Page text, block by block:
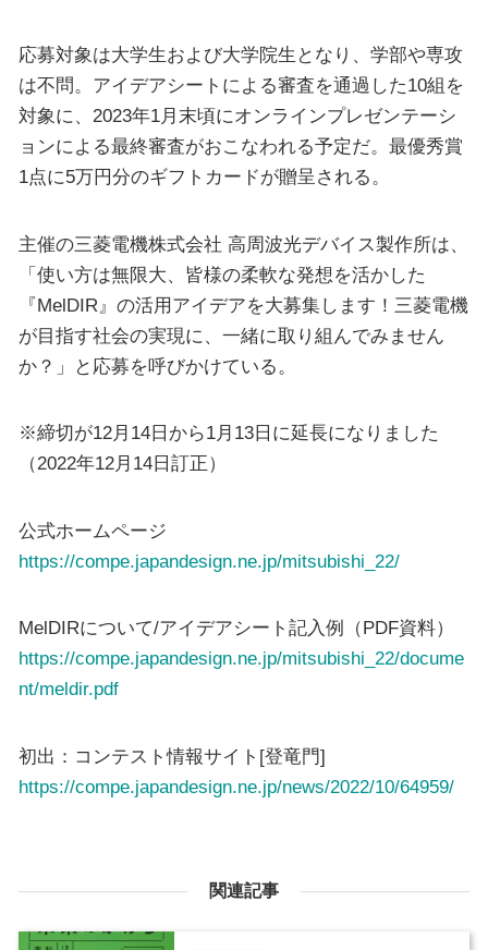
応募対象は大学生および大学院生となり、学部や専攻
は不問。アイデアシートによる審査を通過した10組を
対象に、2023年1月末頃にオンラインプレゼンテーシ
ョンによる最終審査がおこなわれる予定だ。最優秀賞
1点に5万円分のギフトカードが贈呈される。
主催の三菱電機株式会社 高周波光デバイス製作所は、
「使い方は無限大、皆様の柔軟な発想を活かした
『MelDIR』の活用アイデアを大募集します！三菱電機
が目指す社会の実現に、一緒に取り組んでみません
か？」と応募を呼びかけている。
※締切が12月14日から1月13日に延長になりました
（2022年12月14日訂正）
公式ホームページ
https://compe.japandesign.ne.jp/mitsubishi_22/
MelDIRについて/アイデアシート記入例（PDF資料）
https://compe.japandesign.ne.jp/mitsubishi_22/docume
nt/meldir.pdf
初出：コンテスト情報サイト[登竜門]
https://compe.japandesign.ne.jp/news/2022/10/64959/
関連記事